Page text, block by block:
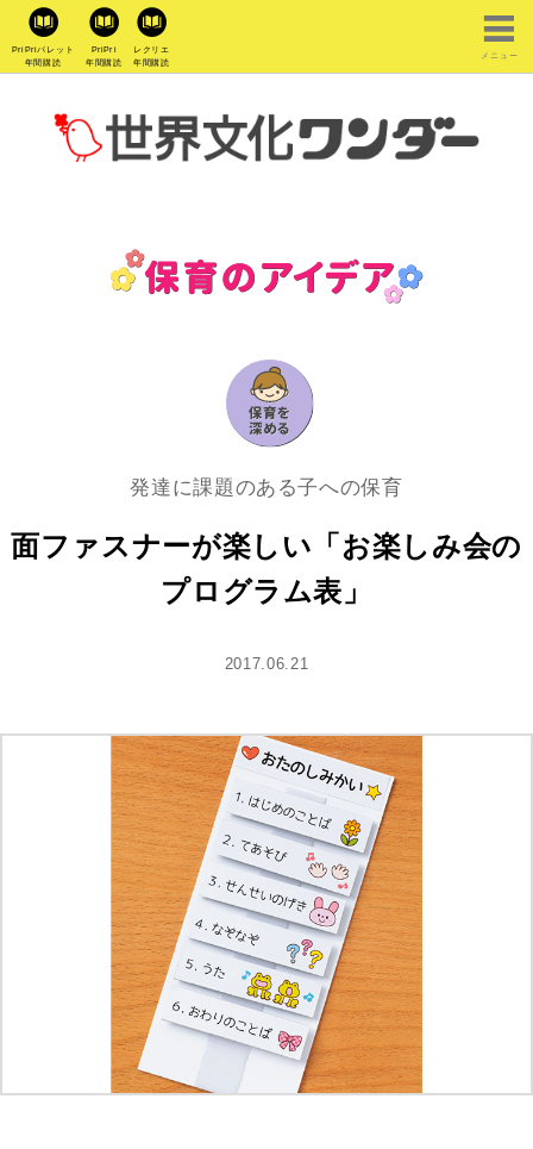
PriPriパレット
年間購読
PriPri
年間購読
レクリエ
年間購読
メニュー
発達に課題のある子への保育
面ファスナーが楽しい「お楽しみ会の
プログラム表」
2017.06.21